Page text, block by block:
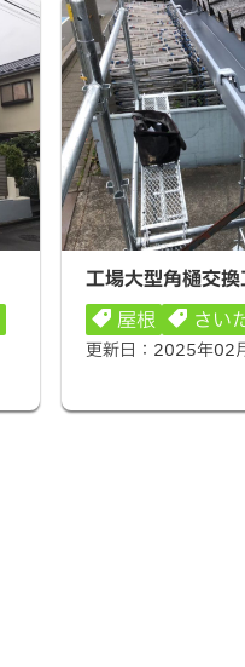
工場大型角樋交換工
工場大型角樋交
屋根
さい
更新日： 2025年02